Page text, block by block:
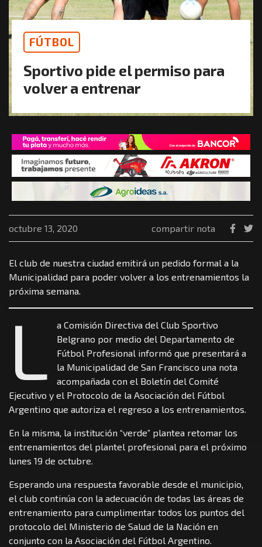
FÚTBOL
Sportivo pide el permiso para
volver a entrenar
octubre 13, 2020 compartir nota
El club de nuestra ciudad emitirá un pedido formal a la
Municipalidad para poder volver a los entrenamientos la
próxima semana.
L
a Comisión Directiva del Club Sportivo
Belgrano por medio del Departamento de
Fútbol Profesional informó que presentará a
la Municipalidad de San Francisco una nota
acompañada con el Boletín del Comité
Ejecutivo y el Protocolo de la Asociación del Fútbol
Argentino que autoriza el regreso a los entrenamientos.
En la misma, la institución “verde” plantea retomar los
entrenamientos del plantel profesional para el próximo
lunes 19 de octubre.
Esperando una respuesta favorable desde el municipio,
el club continúa con la adecuación de todas las áreas de
entrenamiento para cumplimentar todos los puntos del
protocolo del Ministerio de Salud de la Nación en
conjunto con la Asociación del Fútbol Argentino.